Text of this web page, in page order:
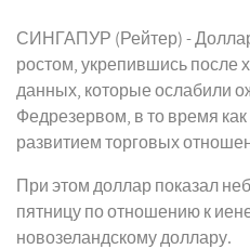
СИНГАПУР (Рейтер) -
ростом, укрепившись после
данных, которые ослабили
Федрезервом, в то время
развитием торговых
При этом доллар показал
пятницу по отношению к
новозеландскому доллару.